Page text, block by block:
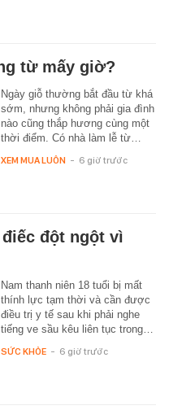
từ mấy giờ?
Ngày giỗ thường bắt đầu từ khá
sớm, nhưng không phải gia đình
nào cũng thắp hương cùng một
thời điểm. Có nhà làm lễ từ…
XEM MUA LUÔN - 6 giờ trước
đột ngột vì
Nam thanh niên 18 tuổi bị mất
thính lực tạm thời và cần được
điều trị y tế sau khi phải nghe
tiếng ve sầu kêu liên tục trong…
SỨC KHỎE - 6 giờ trước